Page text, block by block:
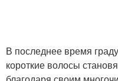
В последнее время
короткие волосы